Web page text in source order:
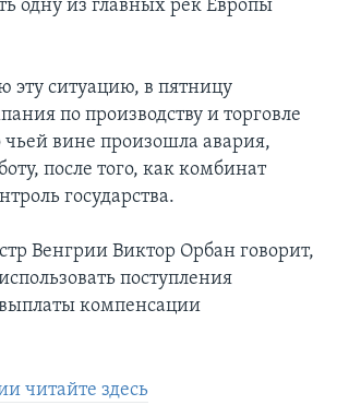
одну из главных рек Европы
эту ситуацию, в пятницу
по производству и торговле
вине произошла авария,
после того, как комбинат
государства.
Венгрии Виктор Орбан говорит,
поступления
компенсации
читайте здесь